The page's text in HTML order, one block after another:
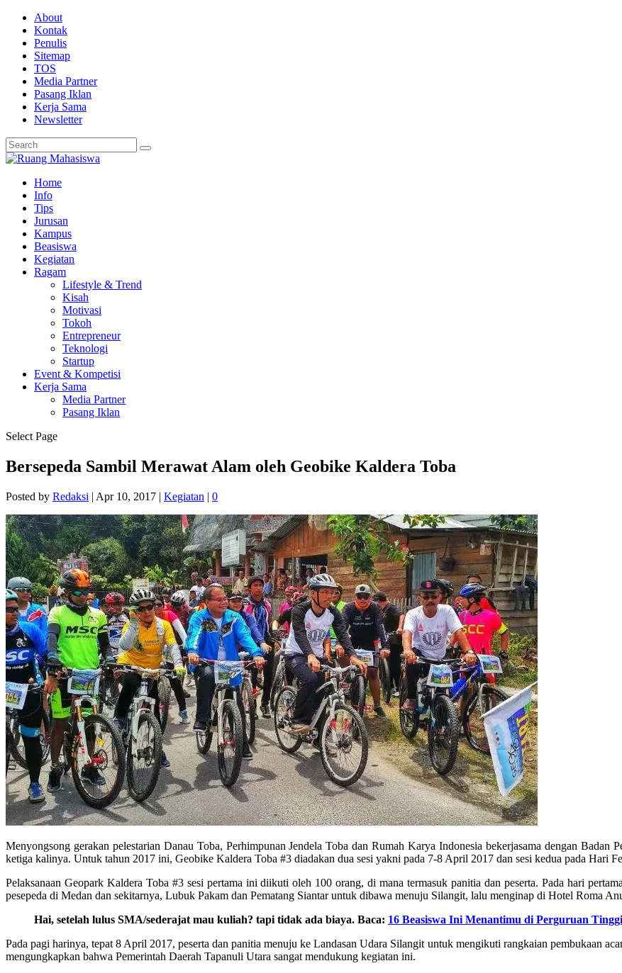
About
Kontak
Penulis
Sitemap
TOS
Media Partner
Pasang Iklan
Kerja Sama
Newsletter
Home
Info
Tips
Jurusan
Kampus
Beasiswa
Kegiatan
Ragam
Lifestyle & Trend
Kisah
Motivasi
Tokoh
Entrepreneur
Teknologi
Startup
Event & Kompetisi
Kerja Sama
Media Partner
Pasang Iklan
Select Page
Bersepeda Sambil Merawat Alam oleh Geobike Kaldera Toba
Posted by Redaksi | Apr 10, 2017 | Kegiatan | 0
Menyongsong gerakan pelestarian Danau Toba, Perhimpunan Jendela Toba dan Rumah Karya Indonesia bekerjasama dengan
ketiga kalinya. Untuk tahun 2017 ini, Geobike Kaldera Toba #3 diadakan dua sesi yakni pada 7-8 April 2017 dan sesi kedua pada Hari
Pelaksanaan Geopark Kaldera Toba #3 sesi pertama ini diikuti oleh 100 orang, di mana termasuk panitia dan peserta. Pada hari
pesepeda di Medan dan sekitarnya, Lubuk Pakam dan Pematang Siantar untuk dibawa menuju Silangit, lalu menginap di Hotel Roma
Hai, setelah lulus SMA/sederajat mau kuliah? tapi tidak ada biaya. Baca: 16 Beasiswa Ini Menantimu di Perguruan Tinggi
Pada pagi harinya, tepat 8 April 2017, peserta dan panitia menuju ke Landasan Udara Silangit untuk mengikuti rangkaian pembukaan
mengungkapkan bahwa Pemerintah Daerah Tapanuli Utara sangat mendukung kegiatan ini.